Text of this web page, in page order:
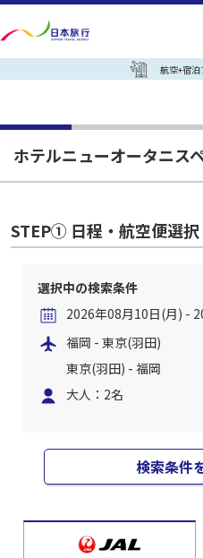
航空+宿
ホテルニューオータニス
STEP① 日程・航空便選択
選択中の検索条件
2026年08月10日(月) -
福岡 - 東京(羽田)
東京(羽田) - 福岡
大人：2名
検索条件